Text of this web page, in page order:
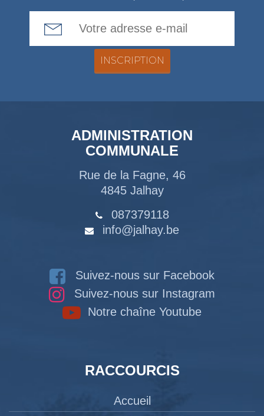
ADMINISTRATION
COMMUNALE
Rue de la Fagne, 46
4845 Jalhay
087379118
info@jalhay.be
Suivez-nous sur Facebook
Suivez-nous sur Instagram
Notre chaîne Youtube
RACCOURCIS
Accueil